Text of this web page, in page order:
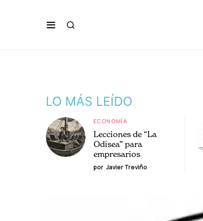
LO MÁS LEÍDO
ECONOMÍA
Lecciones de “La
Odisea” para
empresarios
por Javier Treviño